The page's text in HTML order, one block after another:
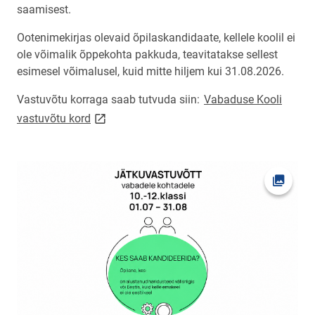
saamisest.
Ootenimekirjas olevaid õpilaskandidaate, kellele koolil ei
ole võimalik õppekohta pakkuda, teavitatakse sellest
esimesel võimalusel, kuid mitte hiljem kui 31.08.2026.
Vastuvõtu korraga saab tutvuda siin: Vabaduse Kooli
vastuvõtu kord link opens on new page
Ava